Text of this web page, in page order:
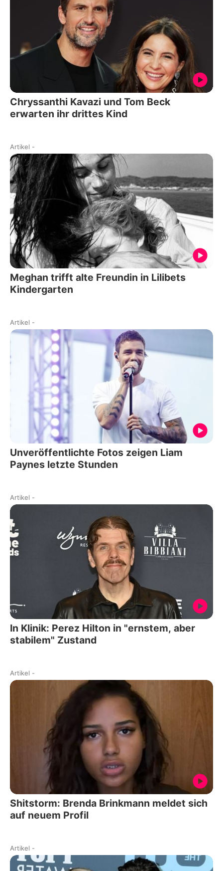
Chryssanthi Kavazi und Tom Beck
erwarten ihr drittes Kind
Artikel -
Meghan trifft alte Freundin in Lilibets
Kindergarten
Artikel -
Unveröffentlichte Fotos zeigen Liam
Paynes letzte Stunden
Artikel -
In Klinik: Perez Hilton in "ernstem, aber
stabilem" Zustand
Artikel -
Shitstorm: Brenda Brinkmann meldet sich
auf neuem Profil
Artikel -